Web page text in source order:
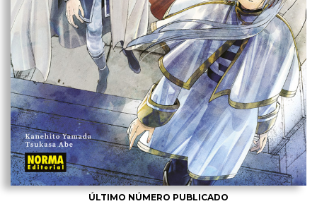
ÚLTIMO NÚMERO PUBLICADO